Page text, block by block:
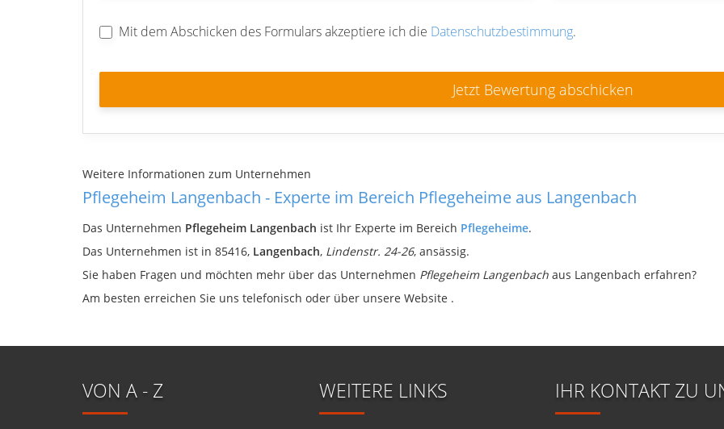
Mit dem Abschicken des Formulars akzeptiere ich die Datenschutzbestimmung.
Jetzt Bewertung abschicken
Weitere Informationen zum Unternehmen
Pflegeheim Langenbach - Experte im Bereich Pflegeheime aus Langenbach
Das Unternehmen Pflegeheim Langenbach ist Ihr Experte im Bereich Pflegeheime.
Das Unternehmen ist in 85416, Langenbach, Lindenstr. 24-26, ansässig.
Sie haben Fragen und möchten mehr über das Unternehmen Pflegeheim Langenbach aus Langenbach erfahren?
Am besten erreichen Sie uns telefonisch oder über unsere Website .
VON A - Z WEITERE LINKS IHR KONTAKT ZU